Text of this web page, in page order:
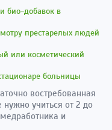
био-добавок в
престарелых людей
или косметический
больницы
востребованная
учиться от 2 до
и